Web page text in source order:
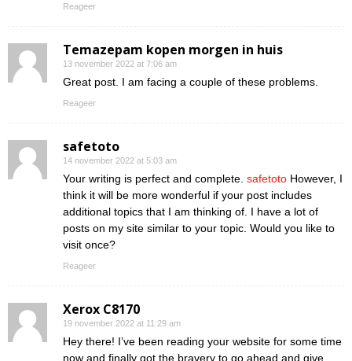
Reageer
Temazepam kopen morgen in huis
13 november 2022 at 7:06 am
Great post. I am facing a couple of these problems.
Reageer
safetoto
14 november 2022 at 5:03 am
Your writing is perfect and complete. safetoto However, I
think it will be more wonderful if your post includes
additional topics that I am thinking of. I have a lot of
posts on my site similar to your topic. Would you like to
visit once?
Reageer
Xerox C8170
19 november 2022 at 11:29 am
Hey there! I’ve been reading your website for some time
now and finally got the bravery to go ahead and give